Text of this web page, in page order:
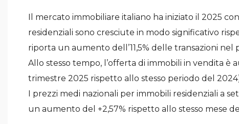
Il mercato immobiliare italiano ha iniziato il 2025
residenziali sono cresciute in modo significativo
riporta un aumento dell’11,5% delle transazioni
Allo stesso tempo, l’offerta di immobili in vendita
trimestre 2025 rispetto allo stesso periodo del
I prezzi medi nazionali per immobili residenziali a
un aumento del +2,57% rispetto allo stesso mese